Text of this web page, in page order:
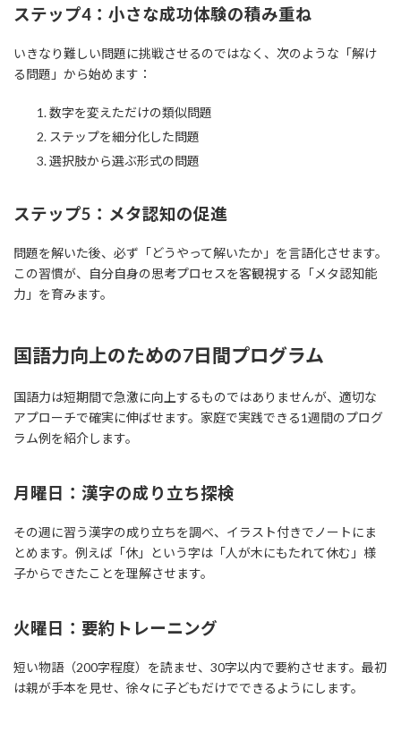
ステップ4：小さな成功体験の積み重ね
いきなり難しい問題に挑戦させるのではなく、次のような「解け
る問題」から始めます：
数字を変えただけの類似問題
ステップを細分化した問題
選択肢から選ぶ形式の問題
ステップ5：メタ認知の促進
問題を解いた後、必ず「どうやって解いたか」を言語化させます。
この習慣が、自分自身の思考プロセスを客観視する「メタ認知能
力」を育みます。
国語力向上のための7日間プログラム
国語力は短期間で急激に向上するものではありませんが、適切な
アプローチで確実に伸ばせます。家庭で実践できる1週間のプログ
ラム例を紹介します。
月曜日：漢字の成り立ち探検
その週に習う漢字の成り立ちを調べ、イラスト付きでノートにま
とめます。例えば「休」という字は「人が木にもたれて休む」様
子からできたことを理解させます。
火曜日：要約トレーニング
短い物語（200字程度）を読ませ、30字以内で要約させます。最初
は親が手本を見せ、徐々に子どもだけでできるようにします。